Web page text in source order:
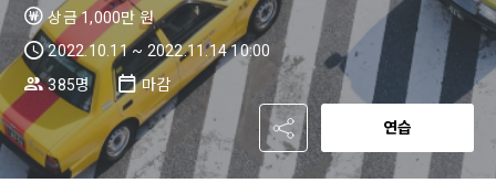
오늘의 XP
0 / 800
전체 XP
0
적립 XP
0
사용 XP
본 약관은 데이콘 주식회사(이하 “회사”)와 “회원” 간에 정보 서
비스를 이용하는 조건 및 절차에 관한 필요한 사항을 약속하여
규정하는 데 그 목적이 있다. “회원”은 모든 약관에 동의해야 하
며, 어떤 방식이든 본 서비스를 사용한다는 것은 “회원”이 본 약
관의 전부에 동의한다는 것을 의미하며 본 약관은 “회원”이 서비
스를 사용하는 동안 계속 유효하다. 본 약관은 저작권 분쟁 정책
의 조항을 포함한다.
(2021.05.24 본)
데이콘은 이용자 개인정보 보호를 여러 경영요소 가운데 최
우선의 가치로 두고 있습니다. 데이콘주식회사(이하 ‘데이콘’ 또
는 ‘회사’)는 서비스 기획부터 종료까지 정보통신망 이용촉진 및
정보보호 등에 관한 법률(이하 ‘정보통신망법’), 개인정보보호법
DACON이 제공하는 이용자 맞춤형 서비스 및 상품 추천, 각종
경품 행사, 이벤트, 경진대회 홍보 목적 등의 광고성 정보를 전자
우편이나
서신우편, 문자(SMS 또는 카카오 알림톡), 푸시, 전화 등을 통해
이용자에게 제공합니다.
상금 1,000만 원
2022.10.11 ~ 2022.11.14 10:00
385명
마감
연습